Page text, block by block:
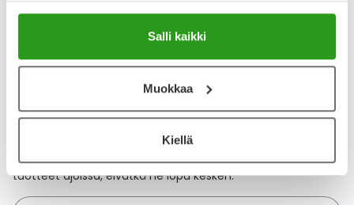
Salli kaikki
Muokkaa
Kiellä
Varaa reseptilääke apteekkiin, maksa apteekissa
Muistuttajan avulla pidät huolen, että tilaat tarvitsemasi
tuotteet ajoissa, eivätkä ne lopu kesken.